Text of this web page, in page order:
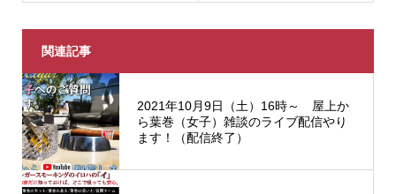
関連記事
2021年10月9日（土）16時～ 屋上か
ら葉巻（女子）雑談のライブ配信やり
ます！（配信終了）